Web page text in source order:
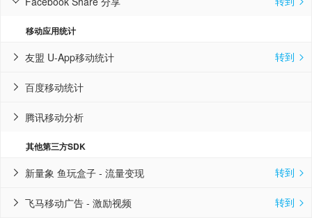
移动应用统计
友盟 U-App移动统计
 转到 
百度移动统计

腾讯移动分析

其他第三方SDK
新量象 鱼玩盒子 - 流量变现
 转到 
飞马移动广告 - 激励视频
 转到 